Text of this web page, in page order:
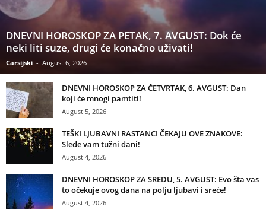
DNEVNI HOROSKOP ZA PETAK, 7. AVGUST: Dok će
neki liti suze, drugi će konačno uživati!
Carsijski - August 6, 2026
DNEVNI HOROSKOP ZA ČETVRTAK, 6. AVGUST: Dan
koji će mnogi pamtiti!
August 5, 2026
TEŠKI LJUBAVNI RASTANCI ČEKAJU OVE ZNAKOVE:
Slede vam tužni dani!
August 4, 2026
DNEVNI HOROSKOP ZA SREDU, 5. AVGUST: Evo šta vas
to očekuje ovog dana na polju ljubavi i sreće!
August 4, 2026